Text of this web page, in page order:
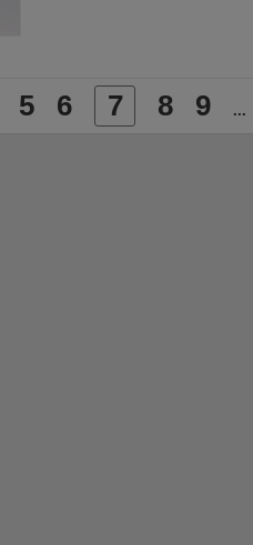
5 6 7 8 9 ...